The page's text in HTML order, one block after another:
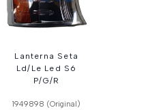
Lanterna Seta
Ld/Le Led S6
P/G/R
1949898 (Original)